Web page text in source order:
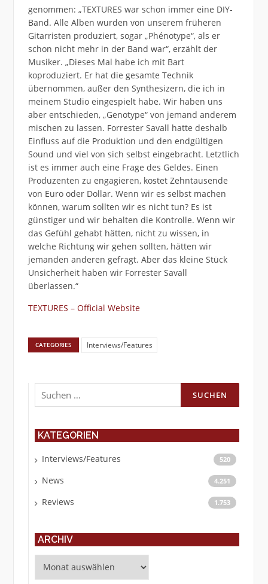
genommen: „TEXTURES war schon immer eine DIY-
Band. Alle Alben wurden von unserem früheren
Gitarristen produziert, sogar „Phénotype“, als er
schon nicht mehr in der Band war“, erzählt der
Musiker. „Dieses Mal habe ich mit Bart
koproduziert. Er hat die gesamte Technik
übernommen, außer den Synthesizern, die ich in
meinem Studio eingespielt habe. Wir haben uns
aber entschieden, „Genotype“ von jemand anderem
mischen zu lassen. Forrester Savall hatte deshalb
Einfluss auf die Produktion und den endgültigen
Sound und viel von sich selbst eingebracht. Letztlich
ist es immer auch eine Frage des Geldes. Einen
Produzenten zu engagieren, kostet Zehntausende
von Euro oder Dollar. Wenn wir es selbst machen
können, warum sollten wir es nicht tun? Es ist
günstiger und wir behalten die Kontrolle. Wenn wir
das Gefühl gehabt hätten, nicht zu wissen, in
welche Richtung wir gehen sollten, hätten wir
jemanden anderen gefragt. Aber das kleine Stück
Unsicherheit haben wir Forrester Savall
überlassen.“
TEXTURES – Official Website
CATEGORIES Interviews/Features
Suchen
nach:
KATEGORIEN
Interviews/Features 520
News 4.251
Reviews 1.753
ARCHIV